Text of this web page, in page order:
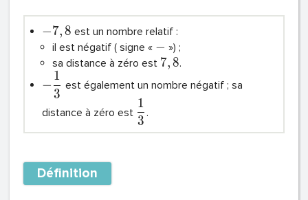
−7,8 est un nombre relatif :
il est négatif ( signe « − ») ;
sa distance à zéro est 7,8.
−
3
1
est également un nombre négatif ; sa
distance à zéro est
3
1
.
Définition